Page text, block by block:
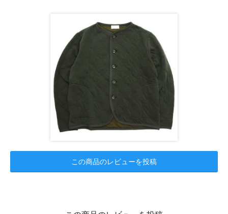
この商品のレビューを投稿